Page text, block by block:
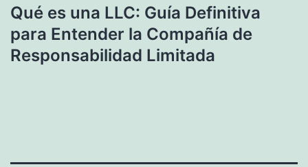
Qué es una LLC: Guía Definitiva
para Entender la Compañía de
Responsabilidad Limitada